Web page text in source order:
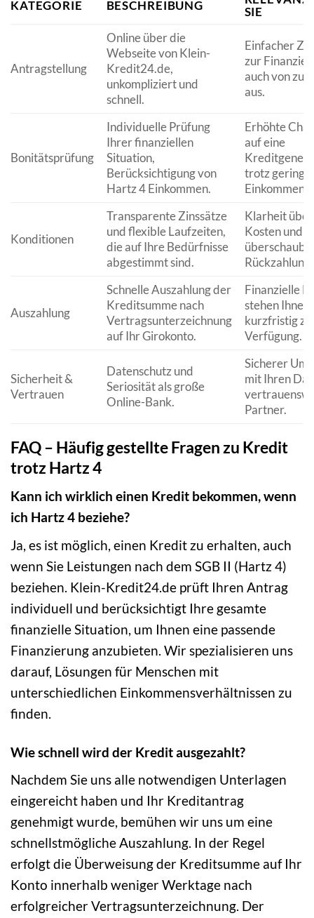
KATEGORIE BESCHREIBUNG
SIE
Antragstellung
Online über die
Webseite von Klein-
Kredit24.de,
unkompliziert und
schnell.
Einfacher
zur
auch von zu
aus.
Bonitätsprüfung
Individuelle Prüfung
Ihrer finanziellen
Situation,
Berücksichtigung von
Hartz 4 Einkommen.
Erhöhte
auf eine
trotz
Einkommen.
Konditionen
Transparente Zinssätze
und flexible Laufzeiten,
die auf Ihre Bedürfnisse
abgestimmt sind.
Klarheit über
Kosten und
Auszahlung
Schnelle Auszahlung der
Kreditsumme nach
Vertragsunterzeichnung
auf Ihr Girokonto.
Finanzielle
stehen Ihnen
kurzfristig
Verfügung.
Sicherheit &
Vertrauen
Datenschutz und
Seriosität als große
Online-Bank.
Sicherer
mit Ihren
Partner.
FAQ – Häufig gestellte Fragen zu Kredit
trotz Hartz 4
Kann ich wirklich einen Kredit bekommen, wenn
ich Hartz 4 beziehe?
Ja, es ist möglich, einen Kredit zu erhalten, auch
wenn Sie Leistungen nach dem SGB II (Hartz 4)
beziehen. Klein-Kredit24.de prüft Ihren Antrag
individuell und berücksichtigt Ihre gesamte
finanzielle Situation, um Ihnen eine passende
Finanzierung anzubieten. Wir spezialisieren uns
darauf, Lösungen für Menschen mit
unterschiedlichen Einkommensverhältnissen zu
finden.
Wie schnell wird der Kredit ausgezahlt?
Nachdem Sie uns alle notwendigen Unterlagen
eingereicht haben und Ihr Kreditantrag
genehmigt wurde, bemühen wir uns um eine
schnellstmögliche Auszahlung. In der Regel
erfolgt die Überweisung der Kreditsumme auf Ihr
Konto innerhalb weniger Werktage nach
erfolgreicher Vertragsunterzeichnung. Der